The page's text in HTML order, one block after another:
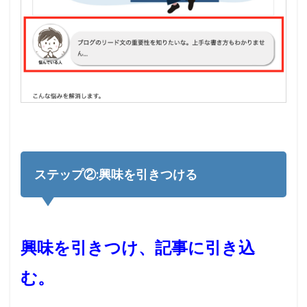
ステップ②:興味を引きつける
興味を引きつけ、記事に引き込
む。